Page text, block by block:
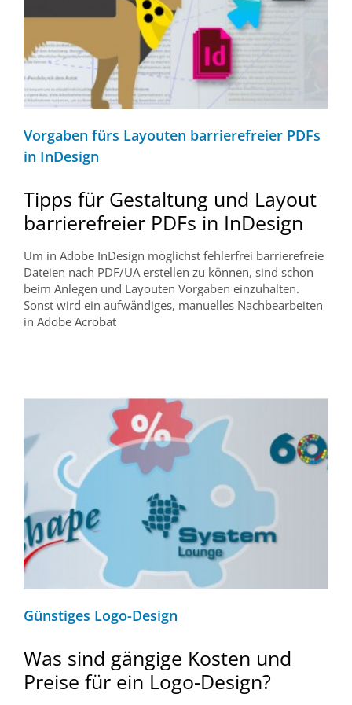
Vorgaben fürs Layouten barrierefreier PDFs
in InDesign
Tipps für Gestaltung und Layout
barrierefreier PDFs in InDesign
Um in Adobe InDesign möglichst fehlerfrei barrierefreie
Dateien nach PDF/UA erstellen zu können, sind schon
beim Anlegen und Layouten Vorgaben einzuhalten.
Sonst wird ein aufwändiges, manuelles Nachbearbeiten
in Adobe Acrobat
Günstiges Logo-Design
Was sind gängige Kosten und
Preise für ein Logo-Design?